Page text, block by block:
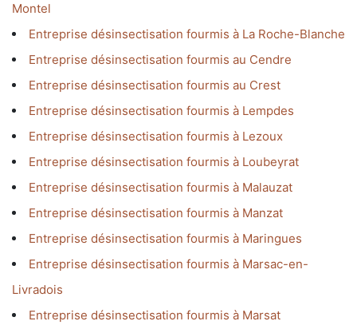
Montel
Entreprise désinsectisation fourmis à La Roche-Blanche
Entreprise désinsectisation fourmis au Cendre
Entreprise désinsectisation fourmis au Crest
Entreprise désinsectisation fourmis à Lempdes
Entreprise désinsectisation fourmis à Lezoux
Entreprise désinsectisation fourmis à Loubeyrat
Entreprise désinsectisation fourmis à Malauzat
Entreprise désinsectisation fourmis à Manzat
Entreprise désinsectisation fourmis à Maringues
Entreprise désinsectisation fourmis à Marsac-en-
Livradois
Entreprise désinsectisation fourmis à Marsat